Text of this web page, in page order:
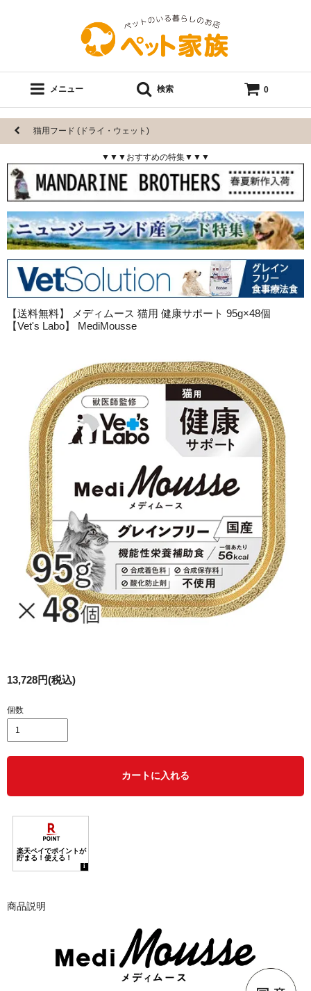
メニュー 検索 0
猫用フード (ドライ・ウェット)
▼▼▼おすすめの特集▼▼▼
【送料無料】 メディムース 猫用 健康サポート 95g×48個
【Vet's Labo】 MediMousse
13,728円(税込)
個数
カートに入れる
商品説明